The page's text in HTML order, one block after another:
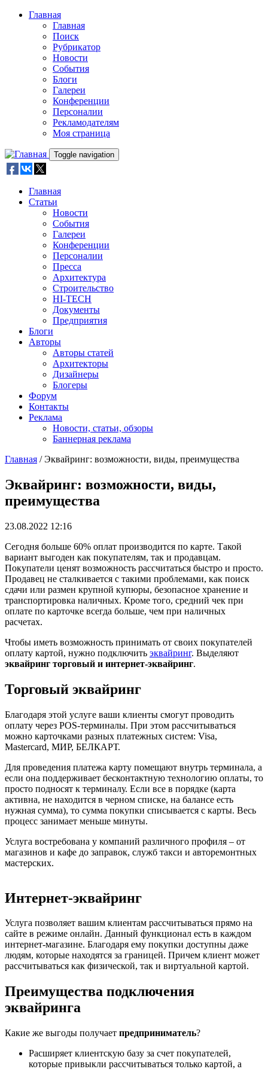
Skip to main content
Главная
Главная
Поиск
Рубрикатор
Новости
События
Блоги
Галереи
Конференции
Персоналии
Рекламодателям
Моя страница
Toggle navigation
Главная
Статьи
Новости
События
Галереи
Конференции
Персоналии
Пресса
Архитектура
Строительство
HI-TECH
Документы
Предприятия
Блоги
Авторы
Авторы статей
Архитекторы
Дизайнеры
Блогеры
Форум
Контакты
Реклама
Новости, статьи, обзоры
Баннерная реклама
Главная / Эквайринг: возможности, виды, преимущества
Эквайринг: возможности, виды,
преимущества
23.08.2022 12:16
Сегодня больше 60% оплат производится по карте. Такой
вариант выгоден как покупателям, так и продавцам.
Покупатели ценят возможность рассчитаться быстро и просто.
Продавец не сталкивается с такими проблемами, как поиск
сдачи или размен крупной купюры, безопасное хранение и
транспортировка наличных. Кроме того, средний чек при
оплате по карточке всегда больше, чем при наличных
расчетах.
Чтобы иметь возможность принимать от своих покупателей
оплату картой, нужно подключить эквайринг. Выделяют
эквайринг торговый и интернет-эквайринг.
Торговый эквайринг
Благодаря этой услуге ваши клиенты смогут проводить
оплату через POS-терминалы. При этом рассчитываться
можно карточками разных платежных систем: Visa,
Mastercard, МИР, БЕЛКАРТ.
Для проведения платежа карту помещают внутрь терминала, а
если она поддерживает бесконтактную технологию оплаты, то
просто подносят к терминалу. Если все в порядке (карта
активна, не находится в черном списке, на балансе есть
нужная сумма), то сумма покупки списывается с карты. Весь
процесс занимает меньше минуты.
Услуга востребована у компаний различного профиля – от
магазинов и кафе до заправок, служб такси и авторемонтных
мастерских.
Интернет-эквайринг
Услуга позволяет вашим клиентам рассчитываться прямо на
сайте в режиме онлайн. Данный функционал есть в каждом
интернет-магазине. Благодаря ему покупки доступны даже
людям, которые находятся за границей. Причем клиент может
рассчитываться как физической, так и виртуальной картой.
Преимущества подключения
эквайринга
Какие же выгоды получает предприниматель?
Расширяет клиентскую базу за счет покупателей,
которые привыкли рассчитываться только картой, а